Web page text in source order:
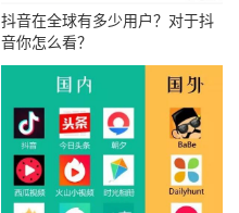
抖音在全球有多少用户？对于抖
音你怎么看？